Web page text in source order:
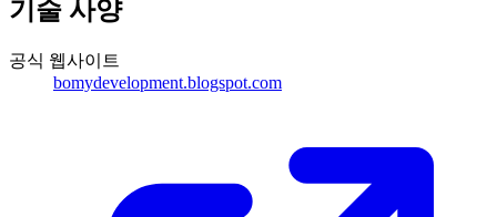
기술 사양
공식 웹사이트
bomydevelopment.blogspot.com